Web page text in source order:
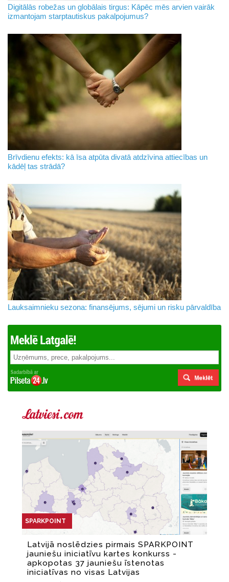
Digitālās robežas un globālais tirgus: Kāpēc mēs arvien vairāk
izmantojam starptautiskus pakalpojumus?
Brīvdienu efekts: kā īsa atpūta divatā atdzīvina attiecības un
kādēļ tas strādā?
Lauksaimnieku sezona: finansējums, sējumi un risku pārvaldība